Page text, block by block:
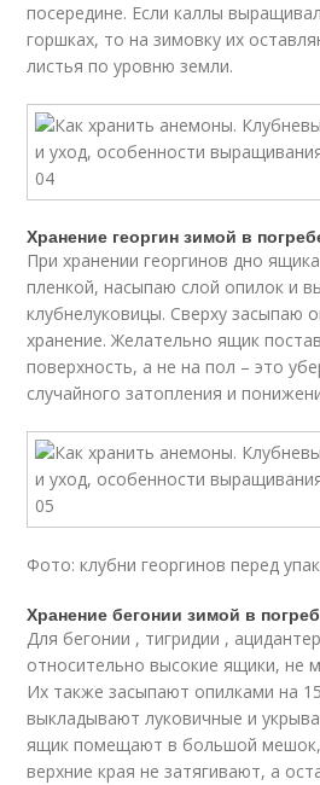
посередине. Если каллы
горшках, то на зимовку их
листья по уровню земли.
Хранение георгин зимой в
При хранении георгинов дно
пленкой, насыпаю слой опилок и
клубнелуковицы. Сверху засыпаю
хранение. Желательно ящик
поверхность, а не на пол – это
случайного затопления и
Фото: клубни георгинов перед
Хранение бегонии зимой в
Для бегонии , тигридии ,
относительно высокие ящики, не
Их также засыпают опилками на
выкладывают луковичные и
ящик помещают в большой мешок,
верхние края не затягивают, а